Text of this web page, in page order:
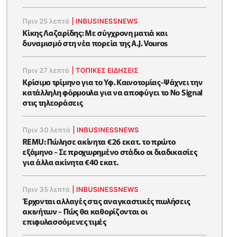
Πριν 25 λεπτά INBUSINESSNEWS
Κίκης Λαζαρίδης: Με σύγχρονη ματιά και
δυναμισμό στη νέα πορεία της A.J. Vouros
Πριν 27 λεπτά |ΤΟΠΙΚΕΣ ΕΙΔΗΣΕΙΣ
Κρίσιμο τρίμηνο για το Υφ. Καινοτομίας-Ψάχνει την
κατάλληλη φόρμουλα για να αποφύγει το No Signal
στις τηλεοράσεις
Πριν 30 λεπτά INBUSINESSNEWS
REMU: Πώλησε ακίνητα €26 εκατ. το πρώτο
εξάμηνο - Σε προχωρημένο στάδιο οι διαδικασίες
για άλλα ακίνητα €40 εκατ.
Πριν 35 λεπτά INBUSINESSNEWS
Έρχονται αλλαγές στις αναγκαστικές πωλήσεις
ακινήτων - Πώς θα καθορίζονται οι
επιφυλασσόμενες τιμές